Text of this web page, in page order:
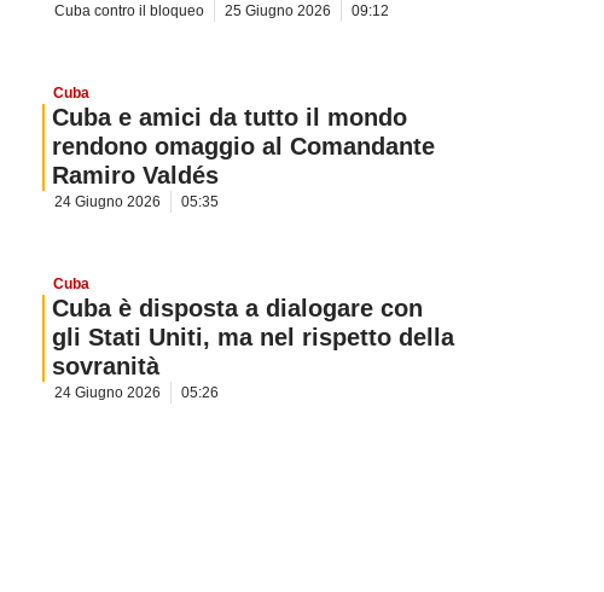
Cuba contro il bloqueo 25 Giugno 2026 09:12
Cuba
Cuba e amici da tutto il mondo
rendono omaggio al Comandante
Ramiro Valdés
24 Giugno 2026 05:35
Cuba
Cuba è disposta a dialogare con
gli Stati Uniti, ma nel rispetto della
sovranità
24 Giugno 2026 05:26